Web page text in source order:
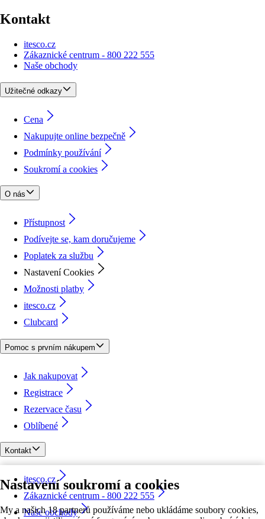
Nastavení soukromí a cookies
My a našich 18 partnerů používáme nebo ukládáme soubory cookies,
Kontakt
itesco.cz
Zákaznické centrum - 800 222 555
Naše obchody
Užitečné odkazy
Cena
Nakupujte online bezpečně
Podmínky používání
Soukromí a cookies
O nás
Přístupnost
Podívejte se, kam doručujeme
Poplatek za službu
Nastavení Cookies
Možnosti platby
itesco.cz
Clubcard
Pomoc s prvním nákupem
Jak nakupovat
Registrace
Rezervace času
Oblíbené
Kontakt
itesco.cz
Zákaznické centrum - 800 222 555
Naše obchody